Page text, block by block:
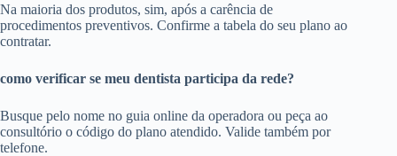
Na maioria dos produtos, sim, após a carência de
procedimentos preventivos. Confirme a tabela do seu plano ao
contratar.
como verificar se meu dentista participa da rede?
Busque pelo nome no guia online da operadora ou peça ao
consultório o código do plano atendido. Valide também por
telefone.